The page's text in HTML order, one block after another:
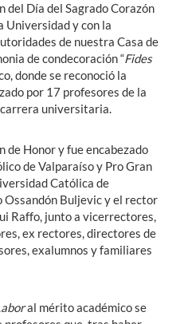
del Día del Sagrado Corazón
Universidad y con la
de nuestra Casa de
de condecoración “Fides
donde se reconoció la
por 17 profesores de la
universitaria.
de Honor y fue encabezado
de Valparaíso y Pro Gran
Católica de
Ossandón Buljevic y el rector
Raffo, junto a vicerrectores,
ex rectores, directores de
exalumnos y familiares
al mérito académico se